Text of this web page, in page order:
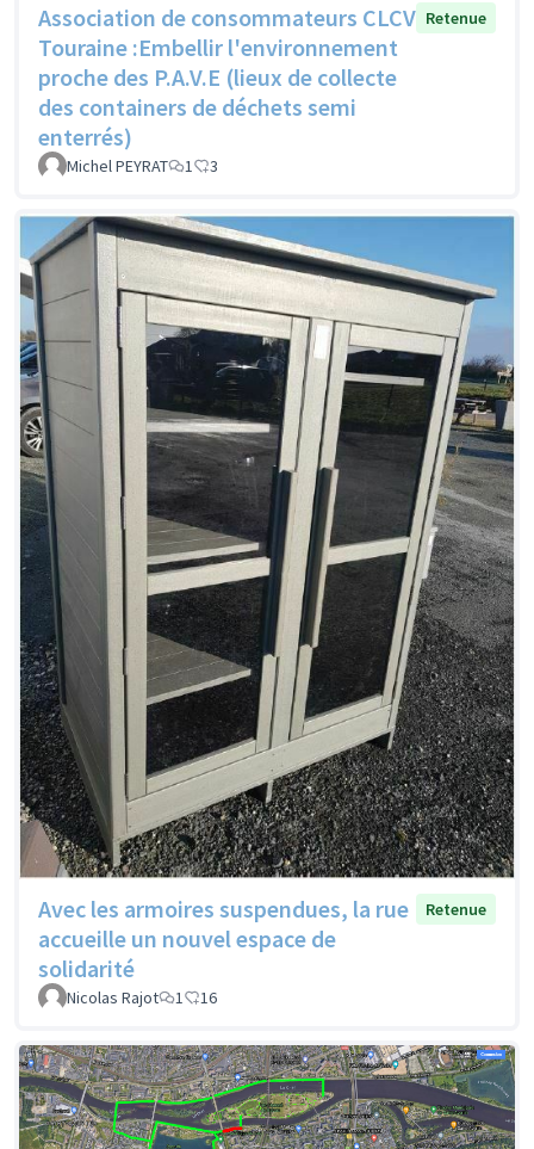
Association de consommateurs CLCV
Touraine :Embellir l'environnement
proche des P.A.V.E (lieux de collecte
des containers de déchets semi
enterrés)
Retenue
Michel PEYRAT 1 3
Avec les armoires suspendues, la rue
accueille un nouvel espace de
solidarité
Retenue
Nicolas Rajot 1 16